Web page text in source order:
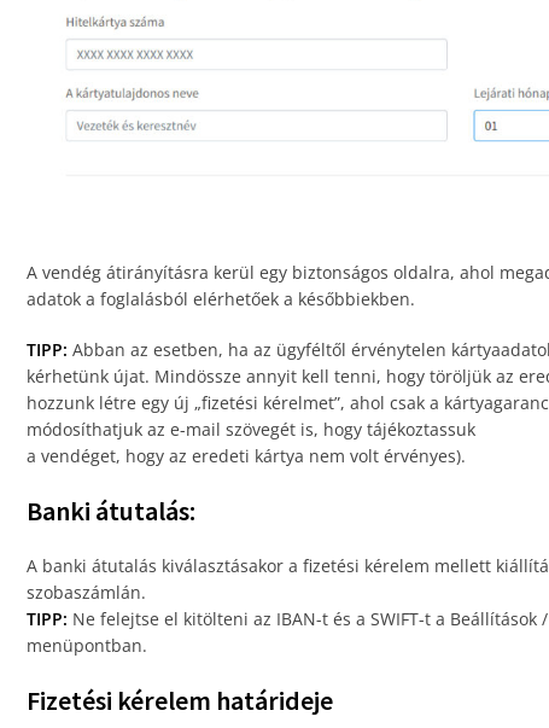
A vendég átirányításra kerül egy biztonságos oldalra, ahol
adatok a foglalásból elérhetőek a későbbiekben.
TIPP: Abban az esetben, ha az ügyféltől érvénytelen
kérhetünk újat. Mindössze annyit kell tenni, hogy töröljük az
hozzunk létre egy új „fizetési kérelmet”, ahol csak a
módosíthatjuk az e-mail szövegét is, hogy tájékoztassuk
a vendéget, hogy az eredeti kártya nem volt érvényes).
Banki átutalás:
A banki átutalás kiválasztásakor a fizetési kérelem mellett
szobaszámlán.
TIPP: Ne felejtse el kitölteni az IBAN-t és a SWIFT-t a
menüpontban.
Fizetési kérelem határideje